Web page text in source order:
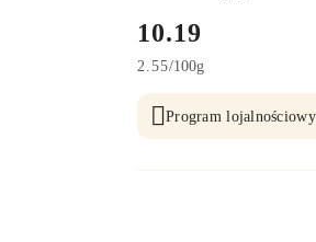
cena:
10.19
2.55/100g
Program